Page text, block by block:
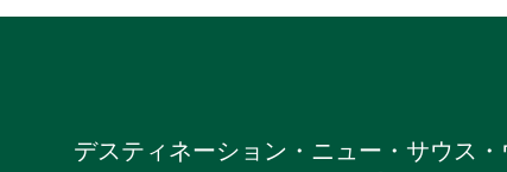
デスティネーション・ニュー・サウス